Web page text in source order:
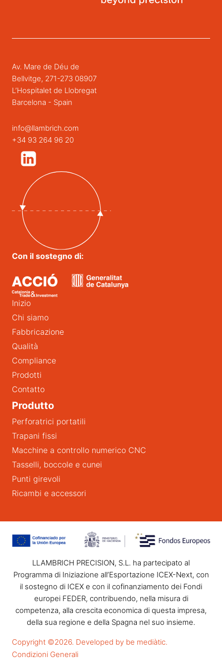
Av. Mare de Déu de
Bellvitge, 271-273 08907
L’Hospitalet de Llobregat
Barcelona - Spain
info@llambrich.com
+34 93 264 96 20
Con il sostegno di:
Inizio
Chi siamo
Fabbricazione
Qualità
Compliance
Prodotti
Contatto
Produtto
Perforatrici portatili
Trapani fissi
Macchine a controllo numerico CNC
Tasselli, boccole e cunei
Punti girevoli
Ricambi e accessori
LLAMBRICH PRECISION, S.L. ha partecipato al
Programma di Iniziazione all’Esportazione ICEX-Next, con
il sostegno di ICEX e con il cofinanziamento dei Fondi
europei FEDER, contribuendo, nella misura di
competenza, alla crescita economica di questa impresa,
della sua regione e della Spagna nel suo insieme.
Copyright ©2026. Developed by be mediàtic.
Condizioni Generali